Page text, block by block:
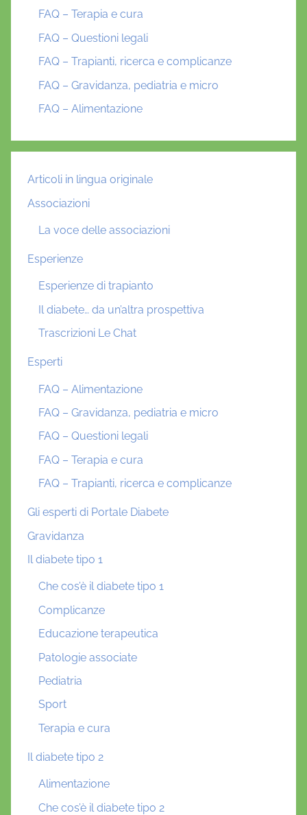
FAQ – Terapia e cura
FAQ – Questioni legali
FAQ – Trapianti, ricerca e complicanze
FAQ – Gravidanza, pediatria e micro
FAQ – Alimentazione
Articoli in lingua originale
Associazioni
La voce delle associazioni
Esperienze
Esperienze di trapianto
Il diabete… da un’altra prospettiva
Trascrizioni Le Chat
Esperti
FAQ – Alimentazione
FAQ – Gravidanza, pediatria e micro
FAQ – Questioni legali
FAQ – Terapia e cura
FAQ – Trapianti, ricerca e complicanze
Gli esperti di Portale Diabete
Gravidanza
Il diabete tipo 1
Che cos’è il diabete tipo 1
Complicanze
Educazione terapeutica
Patologie associate
Pediatria
Sport
Terapia e cura
Il diabete tipo 2
Alimentazione
Che cos’è il diabete tipo 2